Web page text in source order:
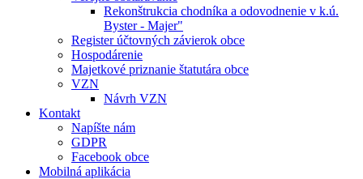
Rekonštrukcia chodníka a odovodnenie v k.ú.
Byster - Majer"
Register účtovných závierok obce
Hospodárenie
Majetkové priznanie štatutára obce
VZN
Návrh VZN
Kontakt
Napíšte nám
GDPR
Facebook obce
Mobilná aplikácia